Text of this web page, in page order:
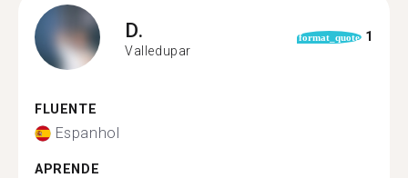
D.
Valledupar
format_quote 1
FLUENTE
Espanhol
APRENDE